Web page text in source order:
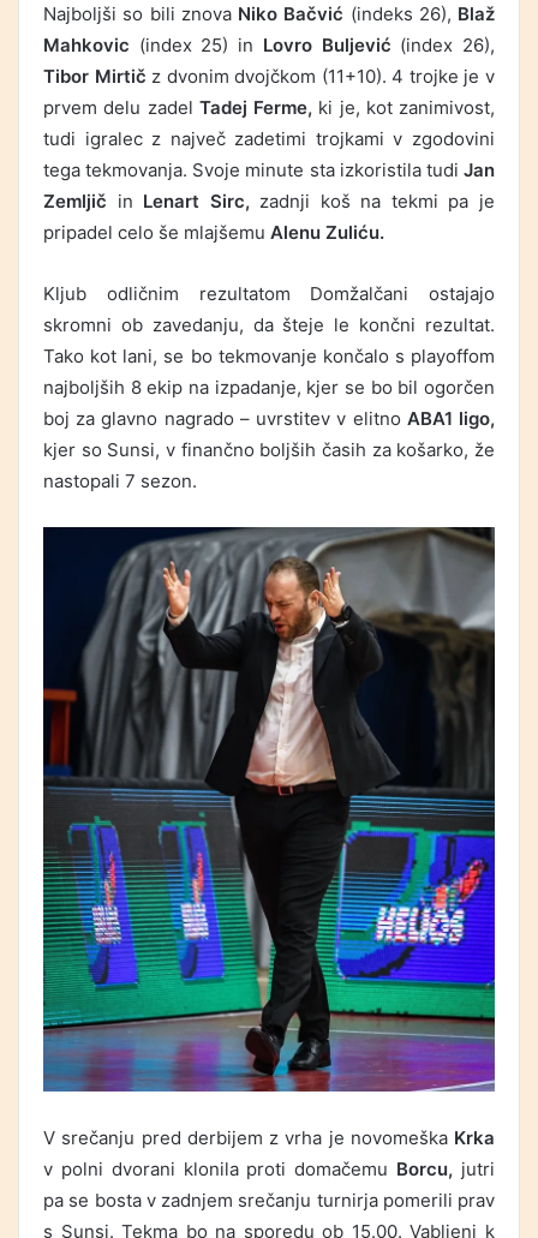
Najboljši so bili znova Niko Bačvić (indeks 26), Blaž
Mahkovic (index 25) in Lovro Buljević (index 26),
Tibor Mirtič z dvonim dvojčkom (11+10). 4 trojke je v
prvem delu zadel Tadej Ferme, ki je, kot zanimivost,
tudi igralec z največ zadetimi trojkami v zgodovini
tega tekmovanja. Svoje minute sta izkoristila tudi Jan
Zemljič in Lenart Sirc, zadnji koš na tekmi pa je
pripadel celo še mlajšemu Alenu Zuliću.
Kljub odličnim rezultatom Domžalčani ostajajo
skromni ob zavedanju, da šteje le končni rezultat.
Tako kot lani, se bo tekmovanje končalo s playoffom
najboljših 8 ekip na izpadanje, kjer se bo bil ogorčen
boj za glavno nagrado – uvrstitev v elitno ABA1 ligo,
kjer so Sunsi, v finančno boljših časih za košarko, že
nastopali 7 sezon.
V srečanju pred derbijem z vrha je novomeška Krka
v polni dvorani klonila proti domačemu Borcu, jutri
pa se bosta v zadnjem srečanju turnirja pomerili prav
s Sunsi. Tekma bo na sporedu ob 15.00. Vabljeni k